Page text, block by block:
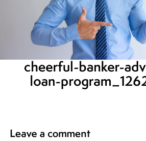
cheerful-banker-
loan-
Leave a comment